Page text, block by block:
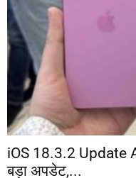
iOS 18.3.2 Update
बड़ा अपडेट,...